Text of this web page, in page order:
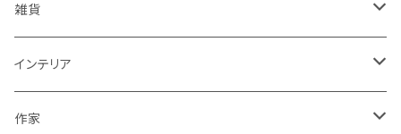
トップス
パンツ
スカート
バッグ
ポーチ
シューズ
雑貨
バスケット
リュック
グラス
インテリア
カゴ
作家